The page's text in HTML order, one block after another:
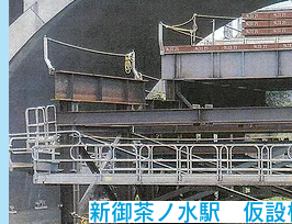
新御茶ノ水駅 仮設